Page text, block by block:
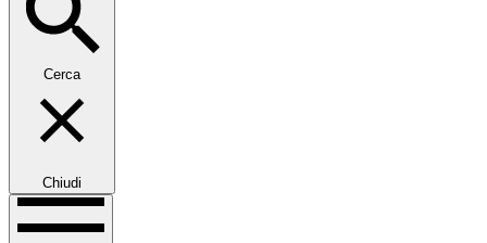
Cerca
Chiudi